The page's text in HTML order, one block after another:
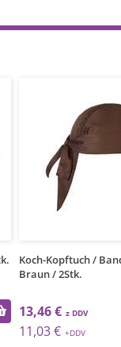
Kochmütze / Hoch /
2Stk.
21,94 €
17,98 €